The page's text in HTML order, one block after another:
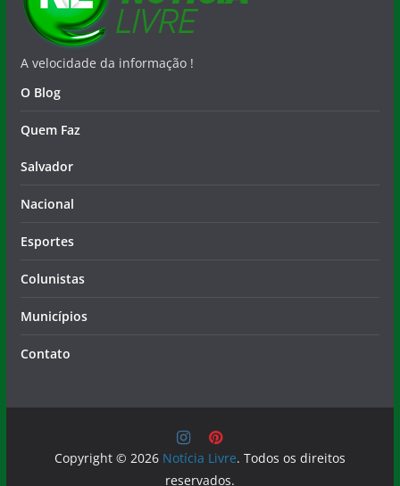
A velocidade da informação !
O Blog
Quem Faz
Nacional
Esportes
Colunistas
Municípios
Contato
Copyright © 2026Notícia Livre. Todos os direitos
reservados.
Tema:ColorMag por ThemeGrill. Powered byWordPress